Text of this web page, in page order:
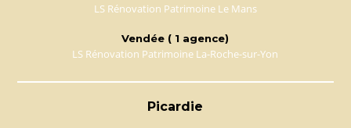
LS Rénovation Patrimoine Le Mans
Vendée ( 1 agence)
LS Rénovation Patrimoine La-Roche-sur-Yon
Picardie